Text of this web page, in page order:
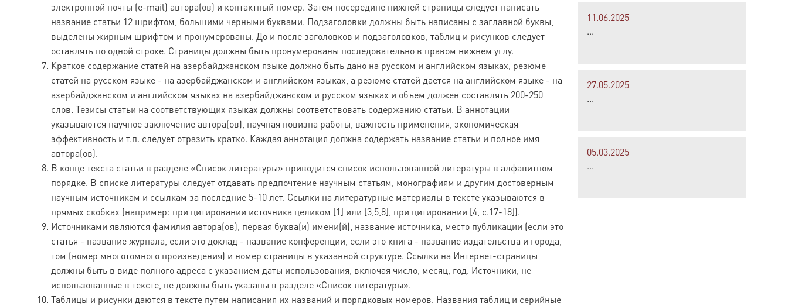
электронной почты (e-mail) автора(ов) и контактный номер. Затем посередине нижней страницы следует написать
название статьи 12 шрифтом, большими черными буквами. Подзаголовки должны быть написаны с заглавной буквы,
выделены жирным шрифтом и пронумерованы. До и после заголовков и подзаголовков, таблиц и рисунков следует
оставлять по одной строке. Страницы должны быть пронумерованы последовательно в правом нижнем углу.
Краткое содержание статей на азербайджанском языке должно быть дано на русском и английском языках, резюме
статей на русском языке - на азербайджанском и английском языках, а резюме статей дается на английском языке - на
азербайджанском и английском языках на азербайджанском и русском языках и объем должен составлять 200-250
слов. Тезисы статьи на соответствующих языках должны соответствовать содержанию статьи. В аннотации
указываются научное заключение автора(ов), научная новизна работы, важность применения, экономическая
эффективность и т.п. следует отразить кратко. Каждая аннотация должна содержать название статьи и полное имя
автора(ов).
В конце текста статьи в разделе «Список литературы» приводится список использованной литературы в алфавитном
порядке. В списке литературы следует отдавать предпочтение научным статьям, монографиям и другим достоверным
научным источникам и ссылкам за последние 5-10 лет. Ссылки на литературные материалы в тексте указываются в
прямых скобках (например: при цитировании источника целиком [1] или [3,5,8], при цитировании [4, с.17-18]).
Источниками являются фамилия автора(ов), первая буква(и) имени(й), название источника, место публикации (если это
статья - название журнала, если это доклад - название конференции, если это книга - название издательства и города,
том (номер многотомного произведения) и номер страницы в указанной структуре. Ссылки на Интернет-страницы
должны быть в виде полного адреса с указанием даты использования, включая число, месяц, год. Источники, не
использованные в тексте, не должны быть указаны в разделе «Список литературы».
Таблицы и рисунки даются в тексте путем написания их названий и порядковых номеров. Названия таблиц и серийные
11.06.2025
...
27.05.2025
...
05.03.2025
...